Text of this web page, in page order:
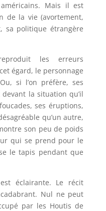
Mais il est
de la vie (avortement,
sa politique étrangère
les erreurs
égard, le personnage
si l’on préfère, ses
la situation qu’il
ses éruptions,
qu’un autre,
son peu de poids
qui se prend pour le
le tapis pendant que
éclairante. Le récit
Nul ne peut
par les Houtis de